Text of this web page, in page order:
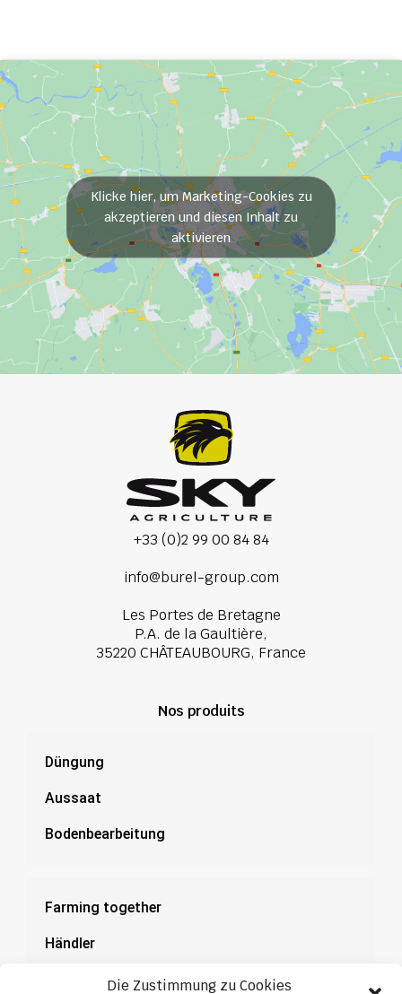
Die Zustimmung zu Cookies
Klicke hier, um Marketing-Cookies zu
akzeptieren und diesen Inhalt zu
aktivieren
+33 (0)2 99 00 84 84
info@burel-group.com
Les Portes de Bretagne
P.A. de la Gaultière,
35220 CHÂTEAUBOURG, France
Nos produits
Düngung
Aussaat
Bodenbearbeitung
Farming together
Händler
Dokumentation